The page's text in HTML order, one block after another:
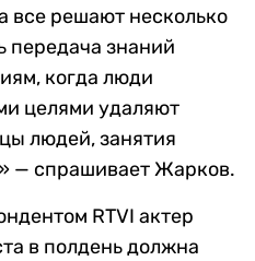
все решают несколько
передача знаний
когда люди
целями удаляют
людей, занятия
— спрашивает Жарков.
RTVI актер
в полдень должна